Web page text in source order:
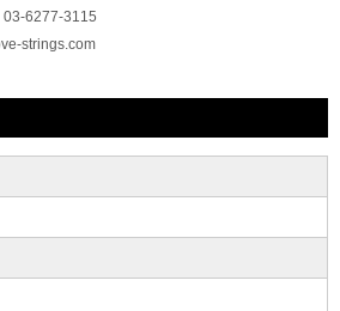
03-6277-3115
strings.com